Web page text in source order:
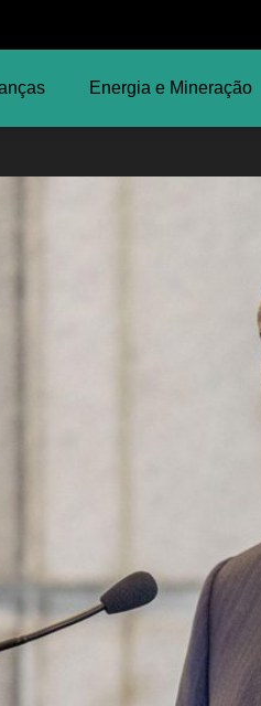
Energia e Mineração